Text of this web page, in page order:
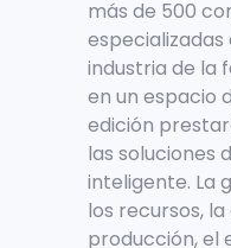
más de 500
industria de la
en un espacio
edición
las soluciones
inteligente. La
los recursos,
producción, el